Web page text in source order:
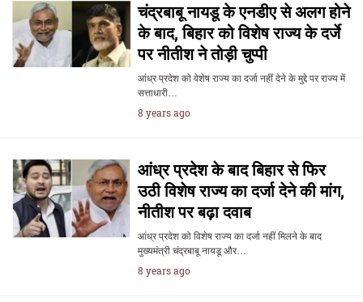
चंद्रबाबू नायडू के एनडीए से अलग होने
के बाद, बिहार को विशेष राज्य के दर्जे
पर नीतीश ने तोड़ी चुप्पी
आंध्र प्रदेश को वेशेष राज्य का दर्जा नहीं देने के मुद्दे पर राज्य में
सत्ताधारी…
8 years ago
आंध्र प्रदेश के बाद बिहार से फिर
उठी विशेष राज्य का दर्जा देने की मांग,
नीतीश पर बढ़ा दवाब
आंध्र प्रदेश को विशेष राज्‍य का दर्जा नहीं मिलने के बाद
मुख्‍यमंत्री चंद्रबाबू नायडू और…
8 years ago